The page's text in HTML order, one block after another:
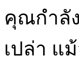
คุณกำลั
เปล่า แ